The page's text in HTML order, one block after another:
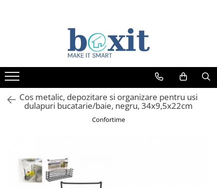
Cos metalic, depozitare si organizare pentru usi
dulapuri bucatarie/baie, negru, 34x9,5x22cm
Confortime